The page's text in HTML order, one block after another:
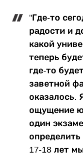
"Где-то
радости и
какой
теперь
где-то
заветной
оказалось.
ощущение
один
17-18 лет